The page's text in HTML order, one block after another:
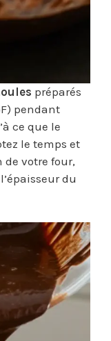
préparés
pendant
ce que le
le temps et
votre four,
du